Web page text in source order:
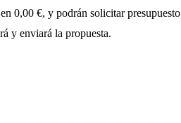
0,00 €, y podrán solicitar presupuesto
y enviará la propuesta.